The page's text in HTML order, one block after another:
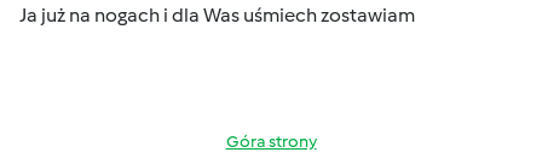
Ja już na nogach i dla Was uśmiech zostawiam
Góra strony